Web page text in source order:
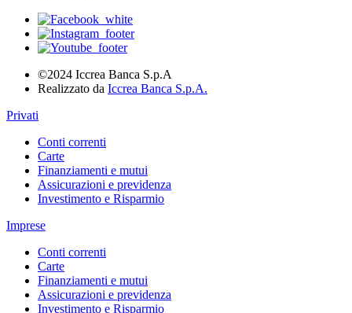
©2024 Iccrea Banca S.p.A
Realizzato da Iccrea Banca S.p.A.
Privati
Conti correnti
Carte
Finanziamenti e mutui
Assicurazioni e previdenza
Investimento e Risparmio
Imprese
Conti correnti
Carte
Finanziamenti e mutui
Assicurazioni e previdenza
Investimento e Risparmio